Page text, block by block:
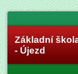
Základní
- Újezd